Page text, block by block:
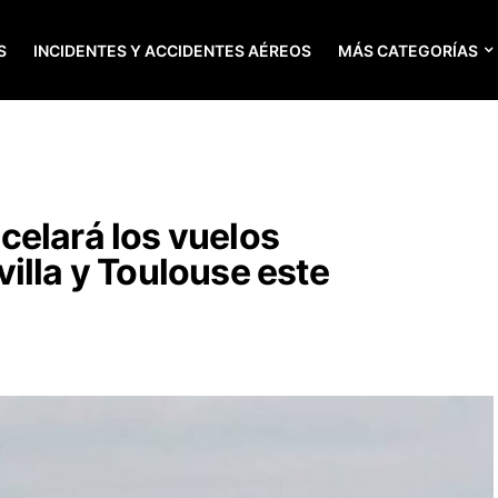
INCIDENTES Y ACCIDENTES AÉREOS MÁS CATEGORÍAS
los vuelos
y Toulouse este